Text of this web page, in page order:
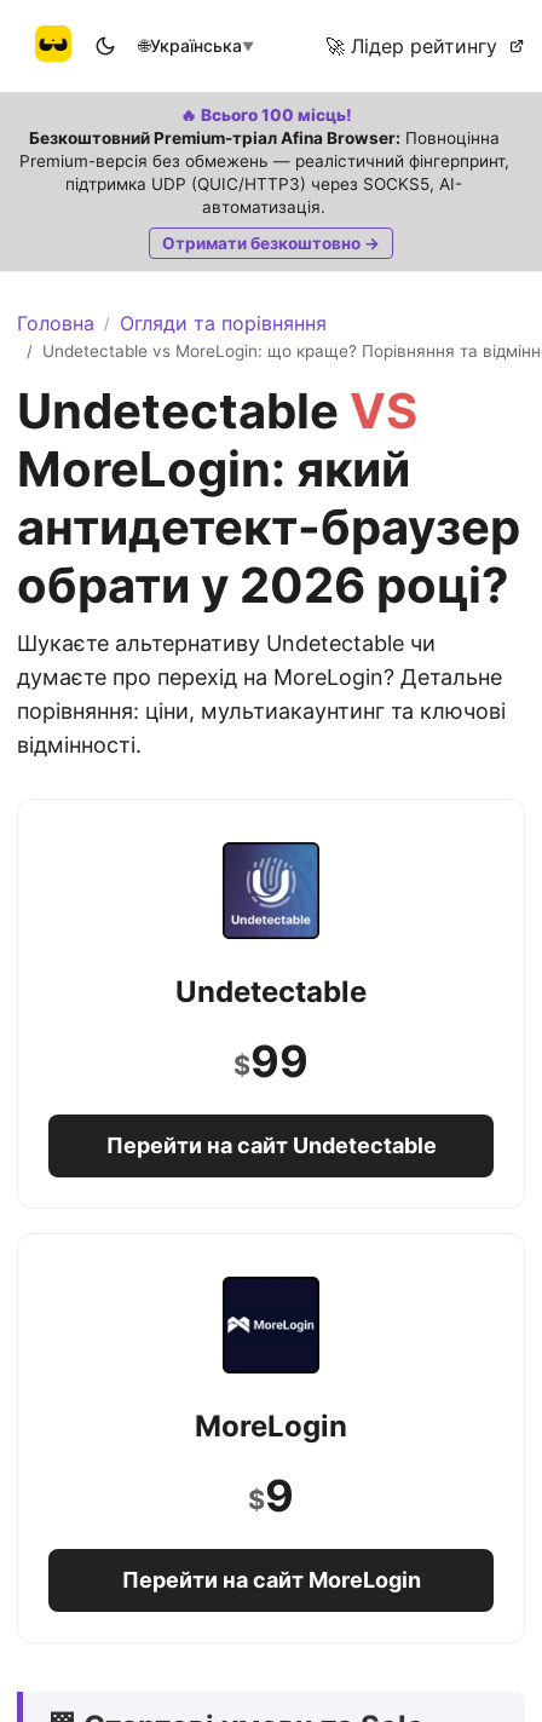
🌐Українська▼ 🚀 Лідер рейтингу
🔥 Всього 100 місць!
Безкоштовний Premium-тріал Afina Browser: Повноцінна
Premium-версія без обмежень — реалістичний фінгерпринт,
підтримка UDP (QUIC/HTTP3) через SOCKS5, AI-
автоматизація.
Отримати безкоштовно →
Головна / Огляди та порівняння
/ Undetectable vs MoreLogin: що краще? Порівняння та
Undetectable VS
MoreLogin: який
антидетект-браузер
обрати у 2026 році?
Шукаєте альтернативу Undetectable чи
думаєте про перехід на MoreLogin? Детальне
порівняння: ціни, мультиакаунтинг та ключові
відмінності.
Undetectable
$99
Перейти на сайт Undetectable
MoreLogin
$9
Перейти на сайт MoreLogin